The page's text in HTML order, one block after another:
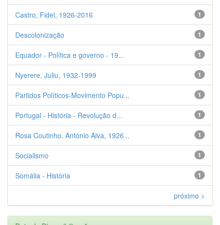
1
Castro, Fidel, 1926-2016
1
Descolonização
1
Equador - Política e governo - 19...
1
Nyerere, Juliu, 1932-1999
1
Partidos Políticos-Movimento Popu...
1
Portugal - História - Revolução d...
1
Rosa Coutinho, António Alva, 1926...
1
Socialismo
1
Somália - História
próximo >